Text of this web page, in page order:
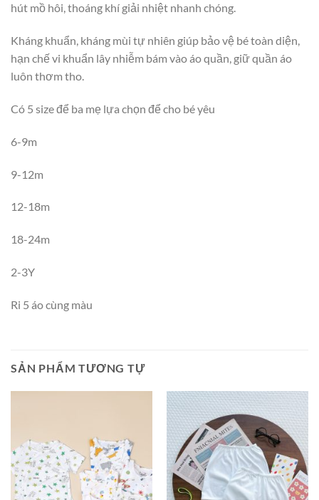
hút mồ hôi, thoáng khí giải nhiệt nhanh chóng.
Kháng khuẩn, kháng mùi tự nhiên giúp bảo vệ bé toàn diện,
hạn chế vi khuẩn lây nhiễm bám vào áo quần, giữ quần áo
luôn thơm tho.
Có 5 size để ba mẹ lựa chọn để cho bé yêu
6-9m
9-12m
12-18m
18-24m
2-3Y
Ri 5 áo cùng màu
SẢN PHẨM TƯƠNG TỰ